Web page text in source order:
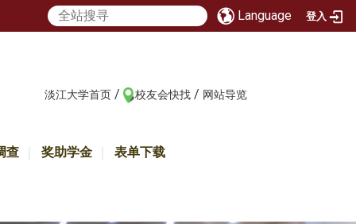
Language 登入
淡江大学首页 / 校友会快找 / 网站导览
查 奖助学金 表单下载